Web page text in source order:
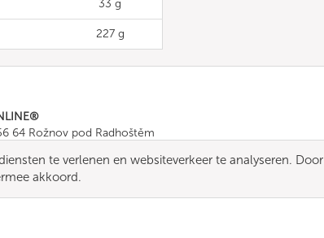
33 g
227 g
64 Rožnov pod Radhoštěm
te verlenen en websiteverkeer te analyseren. Door
akkoord.